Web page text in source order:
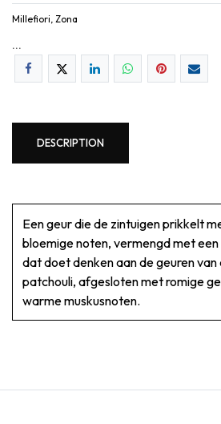
Millefiori, Zona
...
DESCRIPTION
Een geur die de zintuigen prikkelt
bloemige noten, vermengd met
dat doet denken aan de geuren
patchouli, afgesloten met romige
warme muskusnoten.